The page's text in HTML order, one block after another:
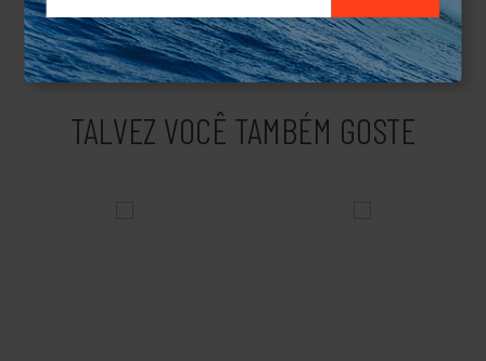
linhas de produtos e acessórios.Produto Original.
TALVEZ VOCÊ TAMBÉM GOSTE